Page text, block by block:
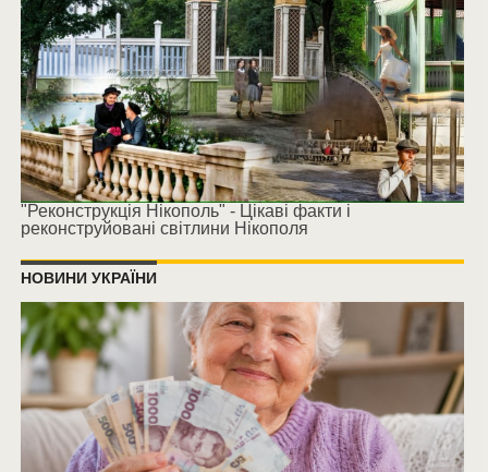
"Реконструкція Нікополь" - Цікаві факти і
реконструйовані світлини Нікополя
НОВИНИ УКРАЇНИ